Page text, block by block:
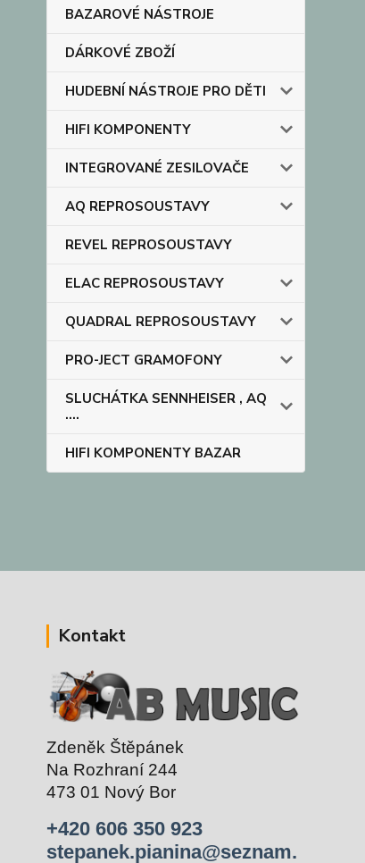
BAZAROVÉ NÁSTROJE
DÁRKOVÉ ZBOŽÍ
HUDEBNÍ NÁSTROJE PRO DĚTI
HIFI KOMPONENTY
INTEGROVANÉ ZESILOVAČE
AQ REPROSOUSTAVY
REVEL REPROSOUSTAVY
ELAC REPROSOUSTAVY
QUADRAL REPROSOUSTAVY
PRO-JECT GRAMOFONY
SLUCHÁTKA SENNHEISER , AQ
....
HIFI KOMPONENTY BAZAR
Kontakt
Zdeněk Štěpánek
Na Rozhraní 244
473 01 Nový Bor
+420 606 350 923
stepanek.pianina@seznam.